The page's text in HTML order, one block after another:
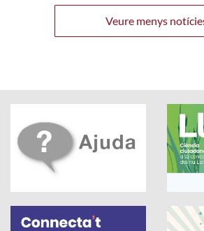
Veure menys